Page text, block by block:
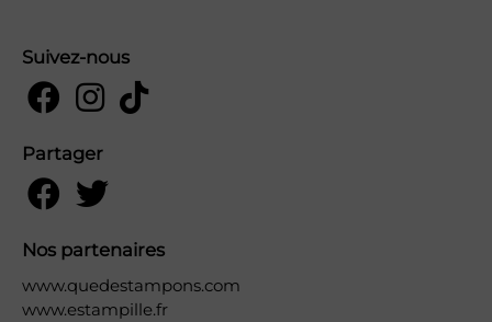
Suivez-nous
Partager
Nos partenaires
www.quedestampons.com
www.estampille.fr